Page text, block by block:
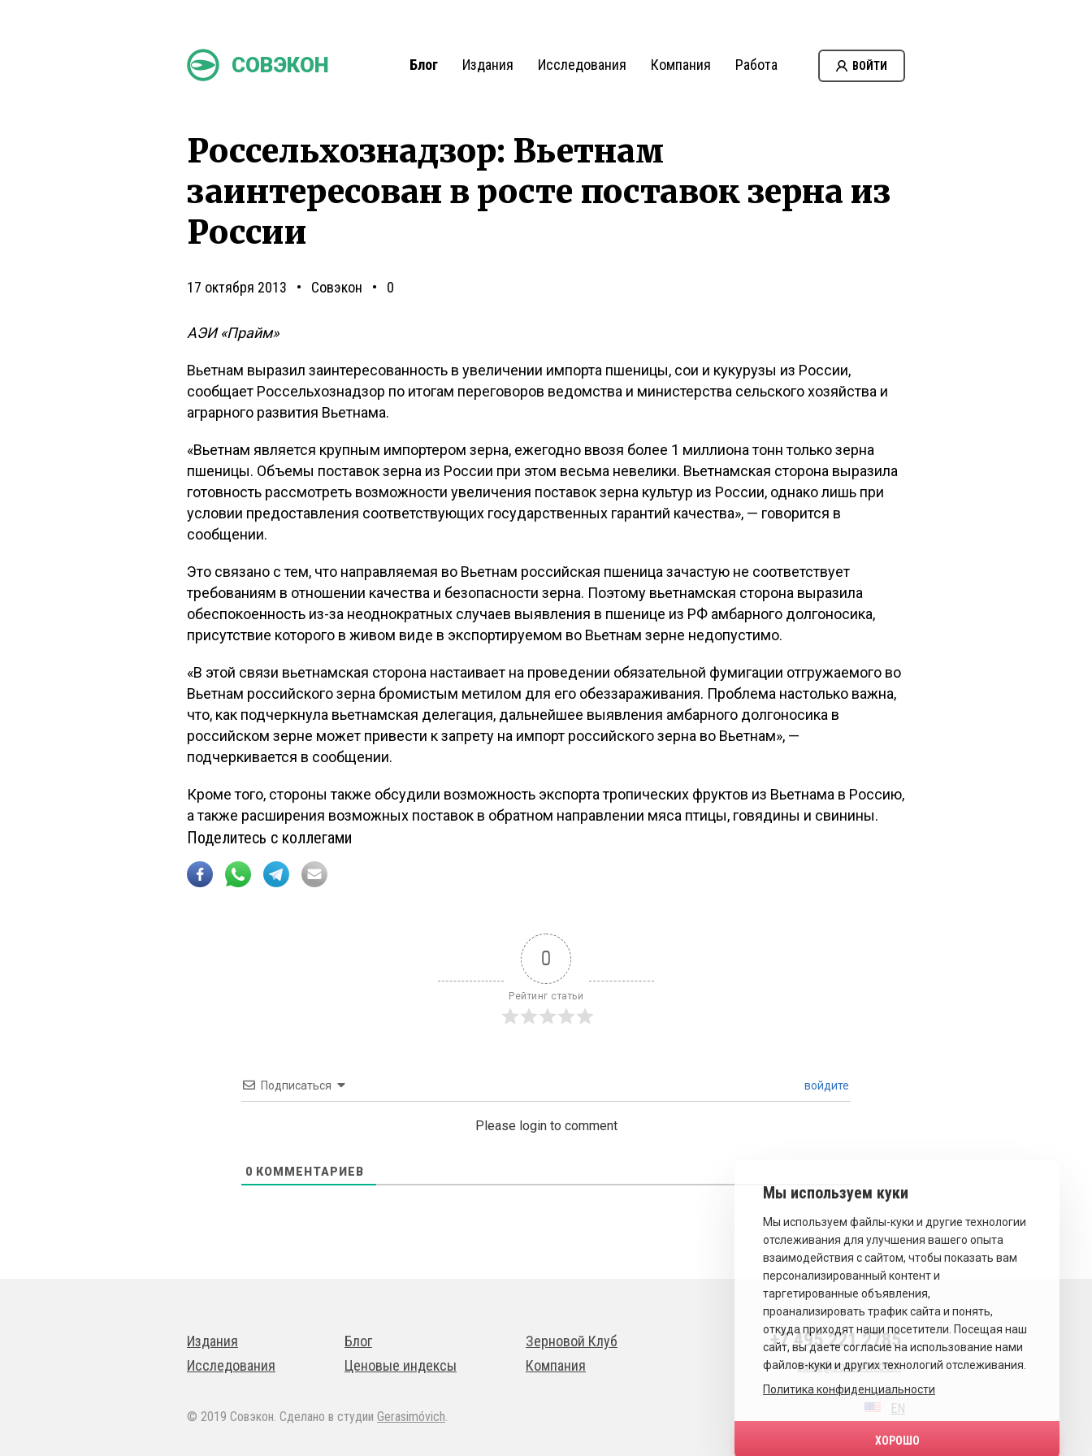
СОВЭКОН Блог Издания Исследования Компания Работа ВОЙТИ
Россельхознадзор: Вьетнам
заинтересован в росте поставок зерна из
России
17 октября 2013 Совэкон 0
АЭИ «Прайм»
Вьетнам выразил заинтересованность в увеличении импорта пшеницы, сои и кукурузы из России,
сообщает Россельхознадзор по итогам переговоров ведомства и министерства сельского хозяйства и
аграрного развития Вьетнама.
«Вьетнам является крупным импортером зерна, ежегодно ввозя более 1 миллиона тонн только зерна
пшеницы. Объемы поставок зерна из России при этом весьма невелики. Вьетнамская сторона выразила
готовность рассмотреть возможности увеличения поставок зерна культур из России, однако лишь при
условии предоставления соответствующих государственных гарантий качества», — говорится в
сообщении.
Это связано с тем, что направляемая во Вьетнам российская пшеница зачастую не соответствует
требованиям в отношении качества и безопасности зерна. Поэтому вьетнамская сторона выразила
обеспокоенность из-за неоднократных случаев выявления в пшенице из РФ амбарного долгоносика,
присутствие которого в живом виде в экспортируемом во Вьетнам зерне недопустимо.
«В этой связи вьетнамская сторона настаивает на проведении обязательной фумигации отгружаемого во
Вьетнам российского зерна бромистым метилом для его обеззараживания. Проблема настолько важна,
что, как подчеркнула вьетнамская делегация, дальнейшее выявления амбарного долгоносика в
российском зерне может привести к запрету на импорт российского зерна во Вьетнам», —
подчеркивается в сообщении.
Кроме того, стороны также обсудили возможность экспорта тропических фруктов из Вьетнама в Россию,
а также расширения возможных поставок в обратном направлении мяса птицы, говядины и свинины.
Поделитесь с коллегами
0
Рейтинг статьи
Подписаться войдите
Please login to comment
0 КОММЕНТАРИЕВ
Издания
Исследования
Блог
Ценовые индексы
Зерновой Клуб
Компания
+7 495 221 2785
sales@sovecon.com
EN
© 2019 Совэкон. Сделано в студии Gerasimóvich.
Политика конфиденциальности